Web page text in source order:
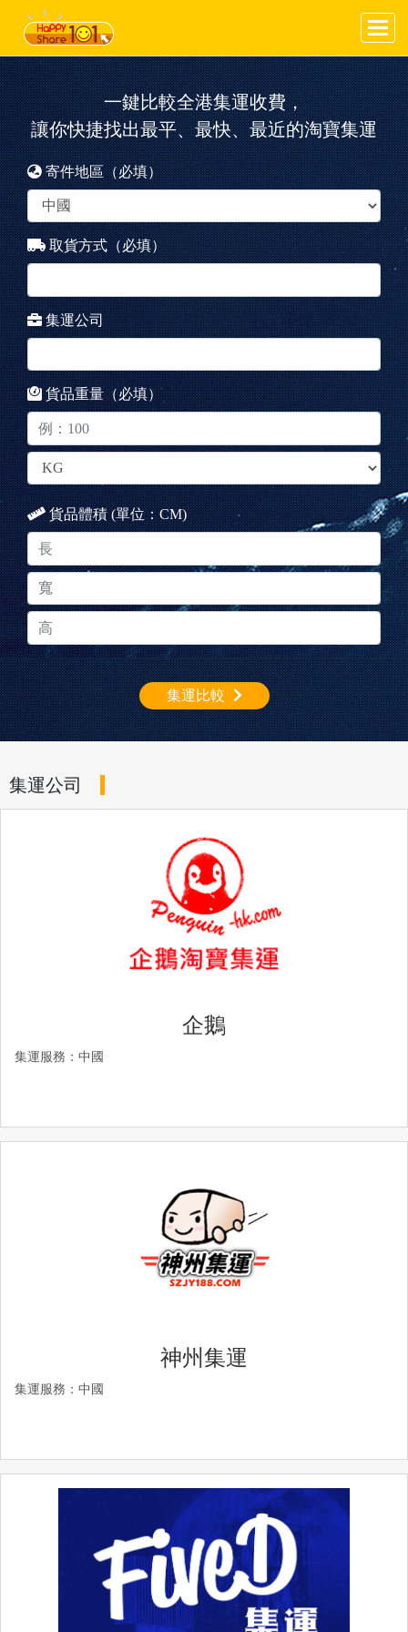
一鍵比較全港集運收費，
讓你快捷找出最平、最快、最近的淘寶集運
寄件地區（必填）
取貨方式（必填）
集運公司
貨品重量（必填）
貨品體積 (單位：CM)
集運比較
集運公司
企鵝
集運服務：中國
神州集運
集運服務：中國